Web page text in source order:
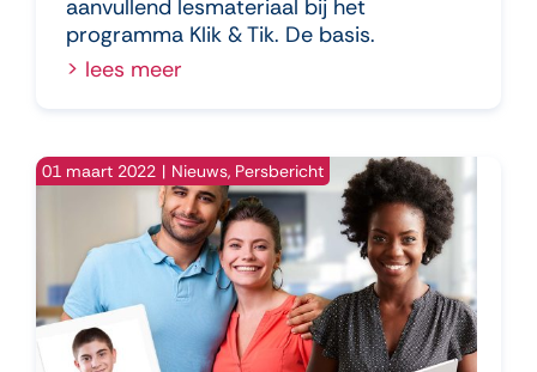
aanvullend lesmateriaal bij het
programma Klik & Tik. De basis.
> lees meer
01 maart 2022 | Nieuws, Persbericht